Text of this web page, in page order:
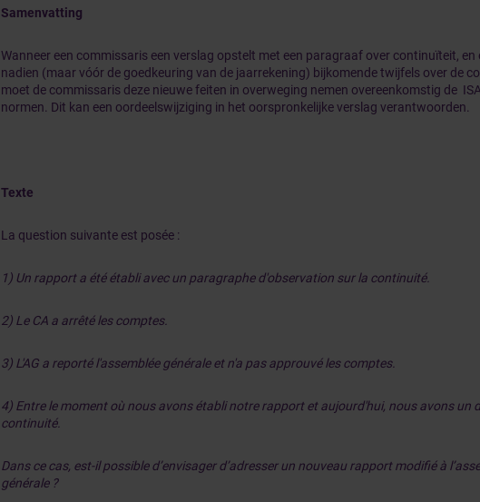
Samenvatting
Wanneer een commissaris een verslag opstelt met een paragraaf over continuïteit,
nadien (maar vóór de goedkeuring van de jaarrekening) bijkomende twijfels over de
moet de commissaris deze nieuwe feiten in overweging nemen overeenkomstig de
normen. Dit kan een oordeelswijziging in het oorspronkelijke verslag verantwoorden.
Texte
La question suivante est posée :
1) Un rapport a été établi avec un paragraphe d'observation sur la continuité.
2) Le CA a arrêté les comptes.
3) L'AG a reporté l'assemblée générale et n'a pas approuvé les comptes.
4) Entre le moment où nous avons établi notre rapport et aujourd'hui, nous avons un
continuité.
Dans ce cas, est-il possible d’envisager d’adresser un nouveau rapport modifié à
générale ?